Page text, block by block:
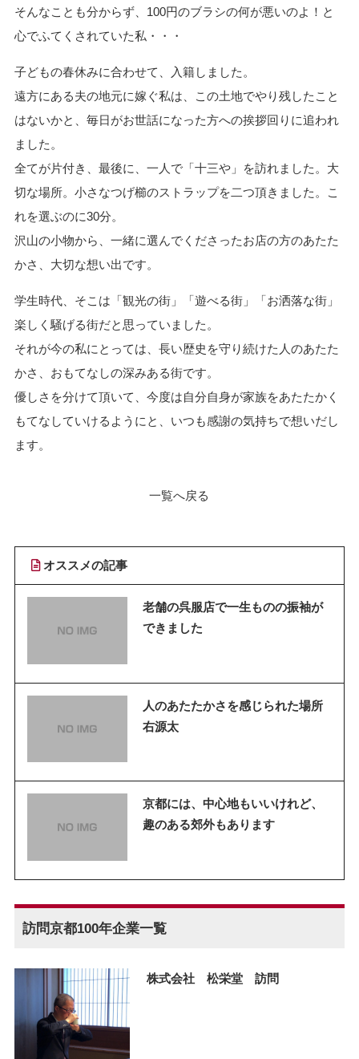
そんなことも分からず、100円のブラシの何が悪いのよ！と
心でふてくされていた私・・・
子どもの春休みに合わせて、入籍しました。
遠方にある夫の地元に嫁ぐ私は、この土地でやり残したこと
はないかと、毎日がお世話になった方への挨拶回りに追われ
ました。
全てが片付き、最後に、一人で「十三や」を訪れました。大
切な場所。小さなつげ櫛のストラップを二つ頂きました。こ
れを選ぶのに30分。
沢山の小物から、一緒に選んでくださったお店の方のあたた
かさ、大切な想い出です。
学生時代、そこは「観光の街」「遊べる街」「お洒落な街」
楽しく騒げる街だと思っていました。
それが今の私にとっては、長い歴史を守り続けた人のあたた
かさ、おもてなしの深みある街です。
優しさを分けて頂いて、今度は自分自身が家族をあたたかく
もてなしていけるようにと、いつも感謝の気持ちで想いだし
ます。
一覧へ戻る
オススメの記事
老舗の呉服店で一生ものの振袖が
できました
人のあたたかさを感じられた場所
右源太
京都には、中心地もいいけれど、
趣のある郊外もあります
訪問京都100年企業一覧
株式会社 松栄堂 訪問